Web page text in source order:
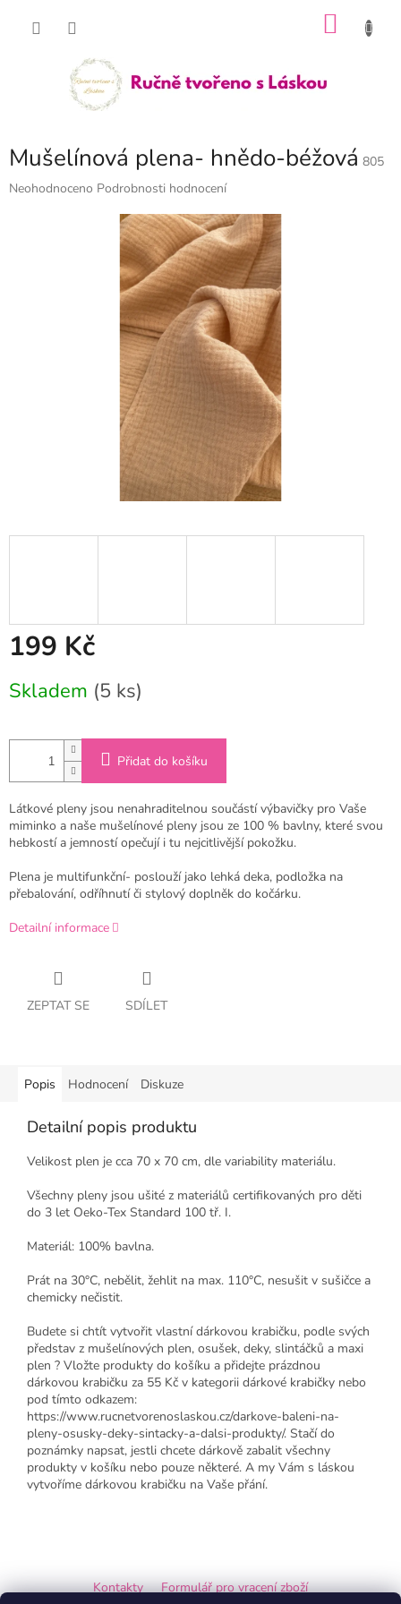
Mušelínová plena- hnědo-béžová 805
Průměrné
Neohodnoceno Podrobnosti hodnocení
199 Kč
cena:
Skladem (5 ks)
Přidat do košíku
Látkové pleny jsou nenahraditelnou součástí výbavičky pro Vaše
miminko a naše mušelínové pleny jsou ze 100 % bavlny, které svou
hebkostí a jemností opečují i tu nejcitlivější pokožku.
Plena je multifunkční- poslouží jako lehká deka, podložka na
přebalování, odříhnutí či stylový doplněk do kočárku.
Detailní informace
ZEPTAT SE SDÍLET
Popis Hodnocení Diskuze
Detailní popis produktu
Velikost plen je cca 70 x 70 cm, dle variability materiálu.
Všechny pleny jsou ušité z materiálů certifikovaných pro děti
do 3 let Oeko-Tex Standard 100 tř. I.
Materiál: 100% bavlna.
Prát na 30°C, nebělit, žehlit na max. 110°C, nesušit v sušičce a
chemicky nečistit.
Budete si chtít vytvořit vlastní dárkovou krabičku, podle svých
představ z mušelínových plen, osušek, deky, slintáčků a maxi
plen ? Vložte produkty do košíku a přidejte prázdnou
dárkovou krabičku za 55 Kč v kategorii dárkové krabičky nebo
pod tímto odkazem:
https://www.rucnetvorenoslaskou.cz/darkove-baleni-na-
pleny-osusky-deky-sintacky-a-dalsi-produkty/. Stačí do
poznámky napsat, jestli chcete dárkově zabalit všechny
produkty v košíku nebo pouze některé. A my Vám s láskou
vytvoříme dárkovou krabičku na Vaše přání.
p
Kontakty Formulář pro vracení zboží